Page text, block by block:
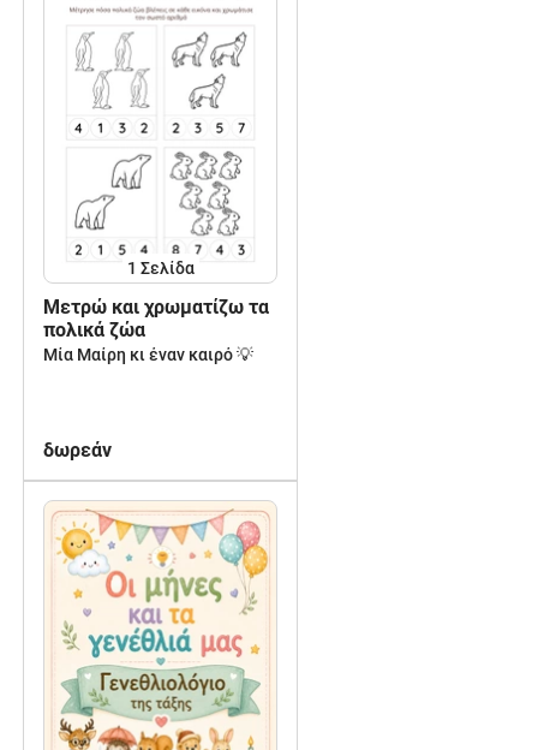
1 Σελίδα
Μετρώ και χρωματίζω τα
πολικά ζώα
Μία Μαίρη κι έναν καιρό 💡
δωρεάν